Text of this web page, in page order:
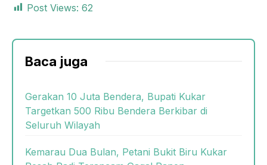
Post Views: 62
Baca juga
Gerakan 10 Juta Bendera, Bupati Kukar
Targetkan 500 Ribu Bendera Berkibar di
Seluruh Wilayah
Kemarau Dua Bulan, Petani Bukit Biru Kukar